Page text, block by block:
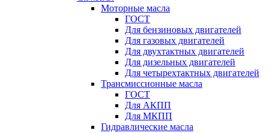
Моторные масла
ГОСТ
Для бензиновых двигателей
Для газовых двигателей
Для двухтактных двигателей
Для дизельных двигателей
Для четырехтактных двигателей
Трансмиссионные масла
ГОСТ
Для АКПП
Для МКПП
Гидравлические масла